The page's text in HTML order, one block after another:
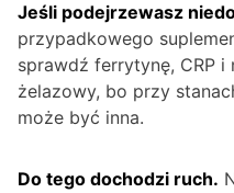
Jeśli podejrzewasz
przypadkowego
sprawdź ferrytynę, CRP i
żelazowy, bo przy
może być inna.
Do tego dochodzi ruch.